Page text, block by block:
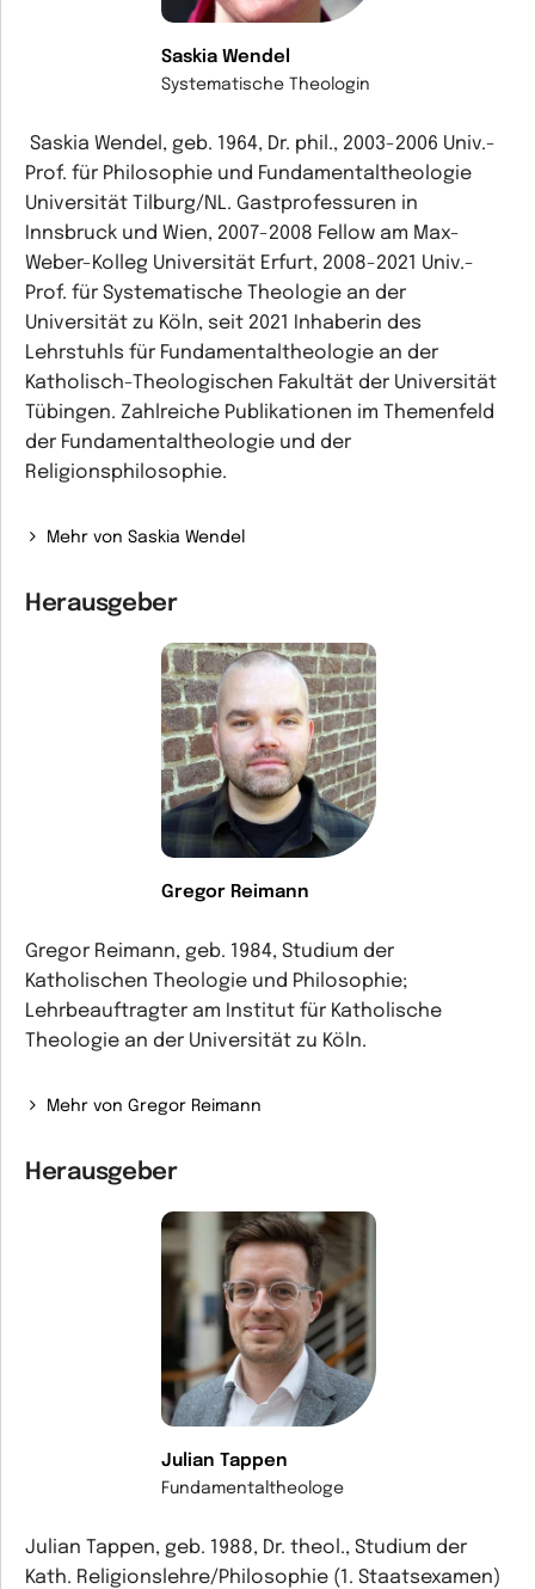
Saskia Wendel
Systematische Theologin
Saskia Wendel, geb. 1964, Dr. phil., 2003-2006 Univ.-
Prof. für Philosophie und Fundamentaltheologie
Universität Tilburg/NL. Gastprofessuren in
Innsbruck und Wien, 2007-2008 Fellow am Max-
Weber-Kolleg Universität Erfurt, 2008-2021 Univ.-
Prof. für Systematische Theologie an der
Universität zu Köln, seit 2021 Inhaberin des
Lehrstuhls für Fundamentaltheologie an der
Katholisch-Theologischen Fakultät der Universität
Tübingen. Zahlreiche Publikationen im Themenfeld
der Fundamentaltheologie und der
Religionsphilosophie.
Mehr von Saskia Wendel
Herausgeber
Gregor Reimann
Gregor Reimann, geb. 1984, Studium der
Katholischen Theologie und Philosophie;
Lehrbeauftragter am Institut für Katholische
Theologie an der Universität zu Köln.
Mehr von Gregor Reimann
Herausgeber
Julian Tappen
Fundamentaltheologe
Julian Tappen, geb. 1988, Dr. theol., Studium der
Kath. Religionslehre/Philosophie (1. Staatsexamen)